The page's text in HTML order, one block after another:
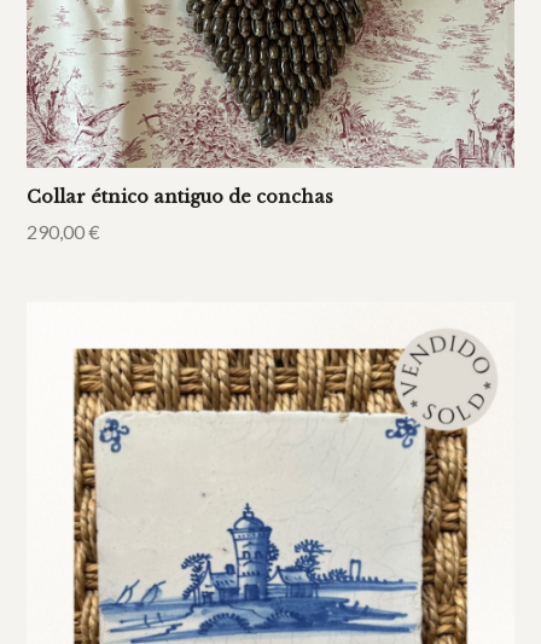
Collar étnico antiguo de conchas
290,00€